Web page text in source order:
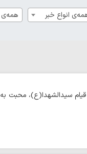
انواع خبر همه‌ی
سیدالشهدا(ع)، محبت